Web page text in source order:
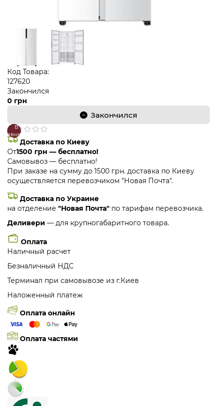
Код Товара:
127620
Закончился
0 грн
Закончился
В
закладки
В
сравнение
Доставка по Киеву
От1500 грн — бесплатно!
Самовывоз — бесплатно!
При заказе на сумму до 1500 грн. доставка по Киеву
осуществляется перевозчиком "Новая Почта".
Доставка по Украине
на отделение "Новая Почта" по тарифам перевозчика.
Деливери — для крупногабаритного товара.
Оплата
Наличный расчет
Безналичный НДС
Терминал при самовывозе из г.Киев
Наложенный платеж
Оплата онлайн
Оплата частями